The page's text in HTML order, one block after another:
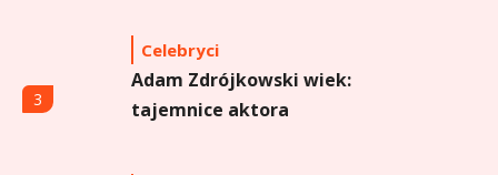
3
Celebryci
Adam Zdrójkowski wiek:
tajemnice aktora